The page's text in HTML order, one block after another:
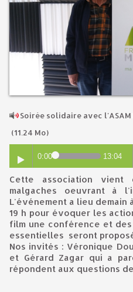
​Soirée solidaire avec
(11.24 Mo)
0:00 13:04
Cette association vient en aide à des paysans
malgaches oeuvrant à
L'événement a lieu demain
19 h pour évoquer les
film une conférence et
essentielles seront
Nos invités : Véronique
et Gérard Zagar qui a
répondent aux questions